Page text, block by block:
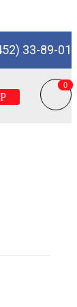
33-89-01
0
0